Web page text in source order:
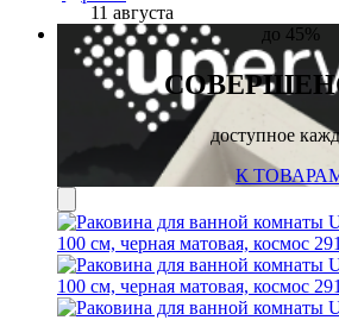
11 августа
до 45%
доступное
К